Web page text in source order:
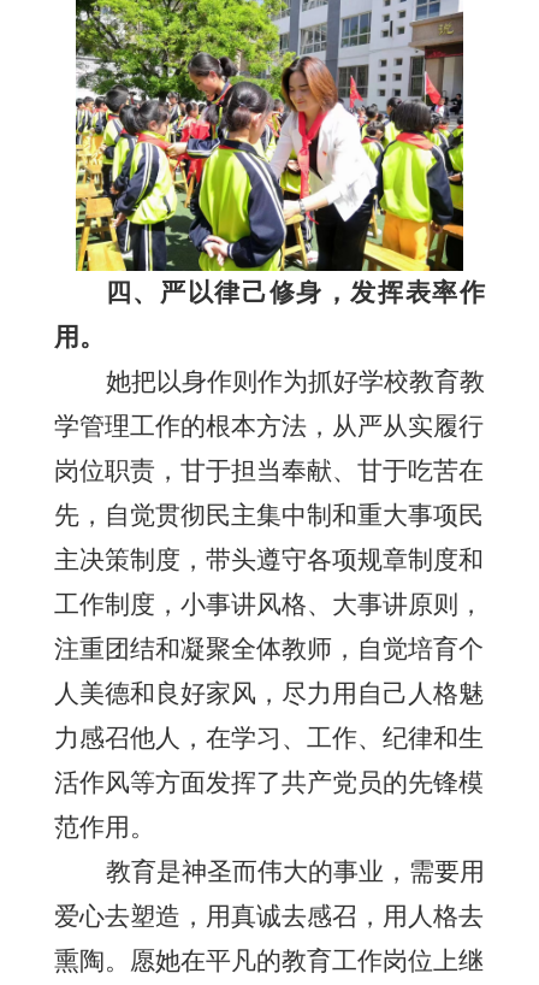
四、严以律己修身，发挥表率作
用。
她把以身作则作为抓好学校教育教
学管理工作的根本方法，从严从实履行
岗位职责，甘于担当奉献、甘于吃苦在
先，自觉贯彻民主集中制和重大事项民
主决策制度，带头遵守各项规章制度和
工作制度，小事讲风格、大事讲原则，
注重团结和凝聚全体教师，自觉培育个
人美德和良好家风，尽力用自己人格魅
力感召他人，在学习、工作、纪律和生
活作风等方面发挥了共产党员的先锋模
范作用。
教育是神圣而伟大的事业，需要用
爱心去塑造，用真诚去感召，用人格去
熏陶。愿她在平凡的教育工作岗位上继